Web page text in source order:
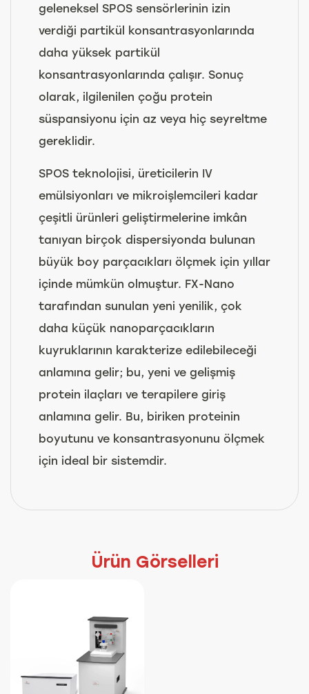
geleneksel SPOS sensörlerinin izin
verdiği partikül konsantrasyonlarında
daha yüksek partikül
konsantrasyonlarında çalışır. Sonuç
olarak, ilgilenilen çoğu protein
süspansiyonu için az veya hiç seyreltme
gereklidir.
SPOS teknolojisi, üreticilerin IV
emülsiyonları ve mikroişlemcileri kadar
çeşitli ürünleri geliştirmelerine imkân
tanıyan birçok dispersiyonda bulunan
büyük boy parçacıkları ölçmek için yıllar
içinde mümkün olmuştur. FX-Nano
tarafından sunulan yeni yenilik, çok
daha küçük nanoparçacıkların
kuyruklarının karakterize edilebileceği
anlamına gelir; bu, yeni ve gelişmiş
protein ilaçları ve terapilere giriş
anlamına gelir. Bu, biriken proteinin
boyutunu ve konsantrasyonunu ölçmek
için ideal bir sistemdir.
Ürün Görselleri